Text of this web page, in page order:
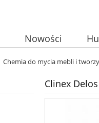
Nowości
Chemia do mycia mebli i
Clinex